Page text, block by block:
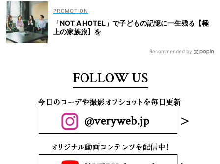
「NOT A HOTEL」で子どもの記憶に一生残る【極
上の家族旅】を
Recommended by
FOLLOW US